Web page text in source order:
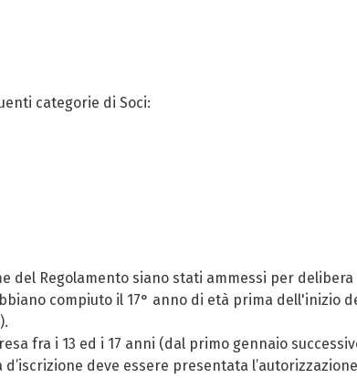
categorie di Soci:
Regolamento siano stati ammessi per delibera
compiuto il 17° anno di età prima dell'inizio
fra i 13 ed i 17 anni (dal primo gennaio
deve essere presentata